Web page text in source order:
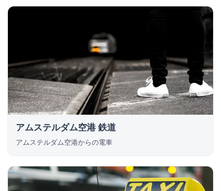
アムステルダム空港 鉄道
アムステルダム空港からの電車